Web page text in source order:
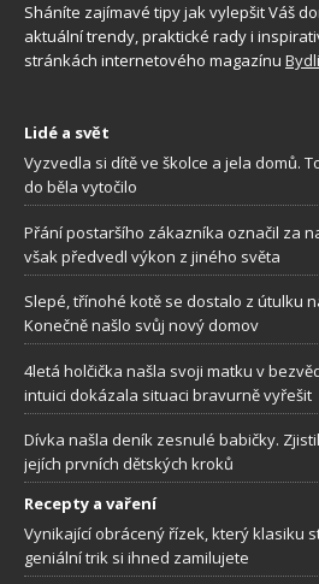
Sháníte zajímavé tipy jak vylepšit Váš
aktuální trendy, praktické rady i
stránkách internetového magazínu
Lidé a svět
Vyzvedla si dítě ve školce a jela domů.
do běla vytočilo
Přání postaršího zákazníka označil za
však předvedl výkon z jiného světa
Slepé, třínohé kotě se dostalo z útulku
Konečně našlo svůj nový domov
4letá holčička našla svoji matku v
intuici dokázala situaci bravurně vyřešit
Dívka našla deník zesnulé babičky.
jejích prvních dětských kroků
Recepty a vaření
Vynikající obrácený řízek, který klasiku
geniální trik si ihned zamilujete